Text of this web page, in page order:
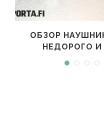
ОБЗОР
НЕДОРОГО